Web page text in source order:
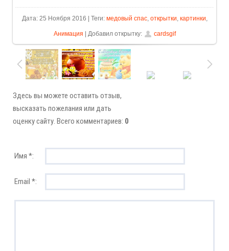
Дата: 25 Ноября 2016 | Теги: медовый спас, открытки, картинки,
Анимация | Добавил открытку: cardsgif
Здесь вы можете оставить отзыв,
высказать пожелания или дать
оценку сайту. Всего комментариев: 0
Имя *:
Email *: